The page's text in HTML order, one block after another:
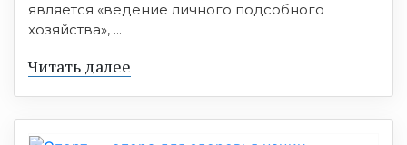
является «ведение личного подсобного
хозяйства», ...
Читать далее